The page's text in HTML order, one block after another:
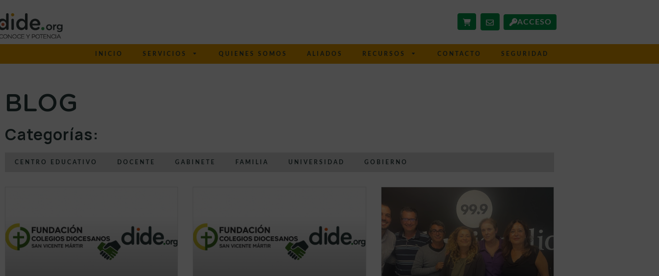
ACCESO
INICIO SERVICIOS QUIENES SOMOS ALIADOS RECURSOS CONTACTO SEGURIDAD
BLOG
Categorías:
CENTRO EDUCATIVO DOCENTE GABINETE FAMILIA UNIVERSIDAD GOBIERNO